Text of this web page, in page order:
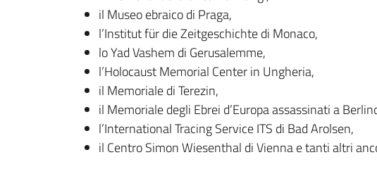
il Museo ebraico di Praga,
l’Institut für die Zeitgeschichte di Monaco,
lo Yad Vashem di Gerusalemme,
l’Holocaust Memorial Center in Ungheria,
il Memoriale di Terezin,
il Memoriale degli Ebrei d’Europa assassinati a
l’International Tracing Service ITS di Bad Arolsen,
il Centro Simon Wiesenthal di Vienna e tanti altri